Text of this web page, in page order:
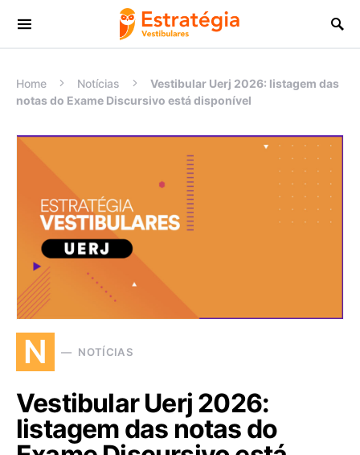
Procurar:
Home Notícias
Vestibular Uerj 2026: listagem das
notas do Exame Discursivo está disponível
N NOTÍCIAS
Vestibular Uerj 2026:
listagem das notas do